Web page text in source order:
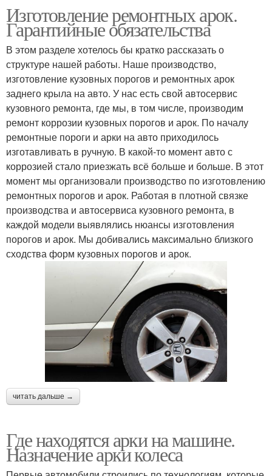
Изготовление ремонтных арок.
Гарантийные обязательства
В этом разделе хотелось бы кратко рассказать о
структуре нашей работы. Наше производство,
изготовление кузовных порогов и ремонтных арок
заднего крыла на авто. У нас есть свой автосервис
кузовного ремонта, где мы, в том числе, производим
ремонт коррозии кузовных порогов и арок. По началу
ремонтные пороги и арки на авто приходилось
изготавливать в ручную. В какой-то момент авто с
коррозией стало приезжать всё больше и больше. В этот
момент мы организовали производство по изготовлению
ремонтных порогов и арок. Работая в плотной связке
производства и автосервиса кузовного ремонта, в
каждой модели выявлялись нюансы изготовления
порогов и арок. Мы добивались максимально близкого
сходства форм кузовных порогов и арок.
читать дальше →
Где находятся арки на машине.
Назначение арки колеса